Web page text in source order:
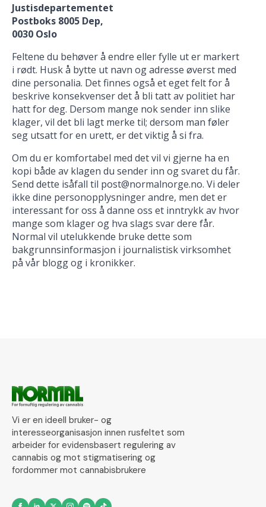
Justisdepartementet
Postboks 8005 Dep,
0030 Oslo
Feltene du behøver å endre eller fylle ut er markert
i rødt. Husk å bytte ut navn og adresse øverst med
dine personalia. Det finnes også et eget felt for å
beskrive konsekvenser det å bli tatt av politiet har
hatt for deg. Dersom mange nok sender inn slike
klager, vil det bli lagt merke til; dersom man føler
seg utsatt for en urett, er det viktig å si fra.
Om du er komfortabel med det vil vi gjerne ha en
kopi både av klagen du sender inn og svaret du får.
Send dette isåfall til post@normalnorge.no. Vi deler
ikke dine personopplysninger andre, men det er
interessant for oss å danne oss et inntrykk av hvor
mange som klager og hva slags svar dere får.
Normal vil utelukkende bruke dette som
bakgrunnsinformasjon i journalistisk virksomhet
på vår blogg og i kronikker.
Vi er en ideell bruker- og
interesseorganisasjon innen rusfeltet som
arbeider for evidensbasert regulering av
cannabis og mot stigmatisering og
fordommer mot cannabisbrukere